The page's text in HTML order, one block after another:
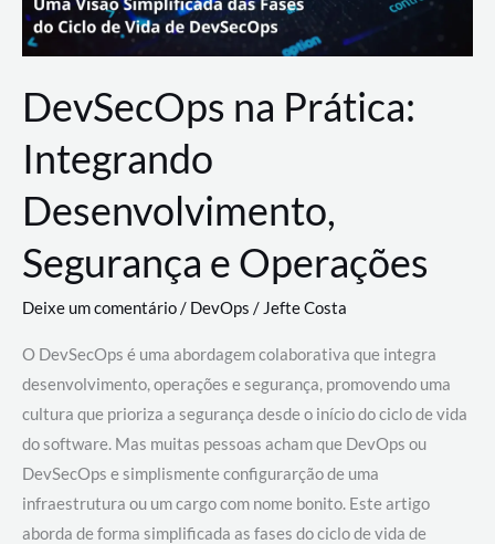
DevSecOps na Prática:
Integrando
Desenvolvimento,
Segurança e Operações
Deixe um comentário/ DevOps /Jefte Costa
O DevSecOps é uma abordagem colaborativa que integra
desenvolvimento, operações e segurança, promovendo uma
cultura que prioriza a segurança desde o início do ciclo de vida
do software. Mas muitas pessoas acham que DevOps ou
DevSecOps e simplismente configurarção de uma
infraestrutura ou um cargo com nome bonito. Este artigo
aborda de forma simplificada as fases do ciclo de vida de